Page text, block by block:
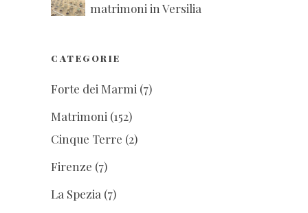
matrimoni in Versilia
CATEGORIE
Forte dei Marmi (7)
Matrimoni (152)
Cinque Terre (2)
Firenze (7)
La Spezia (7)